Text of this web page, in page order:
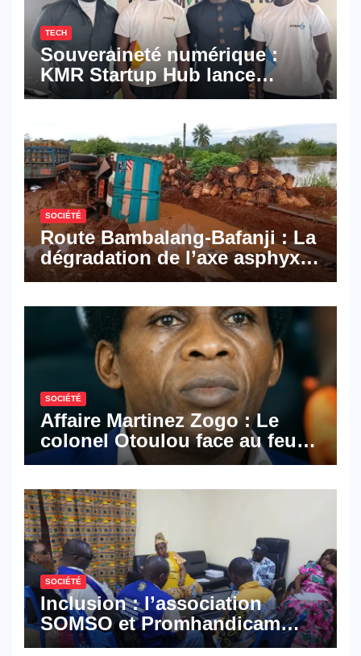
TECH
Souveraineté numérique :
KMR Startup Hub lance
Pyramid Browser et Pyramid
numériques made in
Cameroon
SOCIÉTÉ
Route Bambalang-Bafanji : La
dégradation de l’axe asphyxie
les activités économiques
SOCIÉTÉ
Affaire Martinez Zogo : Le
colonel Otoulou face au feu
croisé des avocats de la
SOCIÉTÉ
Inclusion : l’association
SOMSO et Promhandicam
militent en faveur d’une